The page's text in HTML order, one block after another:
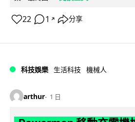
22 1 ↗ 分享
科技娛樂 生活科技 機械人
arthur 1 日